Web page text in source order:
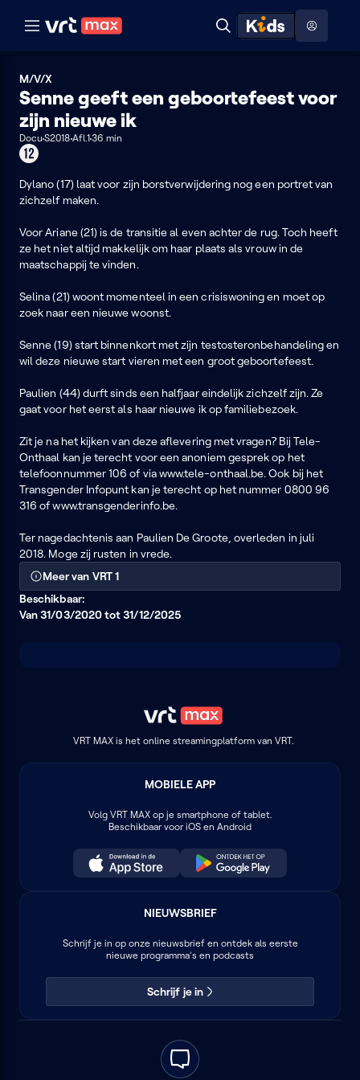
Naar hoofdinhoud Naar audiodescriptie Naar help
Zoeken
ontdekken
M/V/X
Senne geeft een geboortefeest voor
zijn nieuwe ik
DocuS2018Afl.136 min
Geschikt
12
jaar
ouder
Dylano (17) laat voor zijn borstverwijdering nog een portret van
zichzelf maken.
Voor Ariane (21) is de transitie al even achter de rug. Toch heeft
ze het niet altijd makkelijk om haar plaats als vrouw in de
maatschappij te vinden.
Selina (21) woont momenteel in een crisiswoning en moet op
zoek naar een nieuwe woonst.
Senne (19) start binnenkort met zijn testosteronbehandeling en
wil deze nieuwe start vieren met een groot geboortefeest.
Paulien (44) durft sinds een halfjaar eindelijk zichzelf zijn. Ze
gaat voor het eerst als haar nieuwe ik op familiebezoek.
Zit je na het kijken van deze aflevering met vragen? Bij Tele-
Onthaal kan je terecht voor een anoniem gesprek op het
telefoonnummer 106 of via www.tele-onthaal.be. Ook bij het
Transgender Infopunt kan je terecht op het nummer 0800 96
316 of www.transgenderinfo.be.
Ter nagedachtenis aan Paulien De Groote, overleden in juli
2018. Moge zij rusten in vrede.
Meer van VRT 1
Beschikbaar:
Van 31/03/2020 tot 31/12/2025
VRT MAX is het online streamingplatform van VRT.
MOBIELE APP
Volg VRT MAXop je smartphone of tablet.
Beschikbaar voor iOS en Android
NIEUWSBRIEF
Schrijf je in op onze nieuwsbrief en ontdek als eerste
nieuwe programma's en podcasts
Schrijf je in